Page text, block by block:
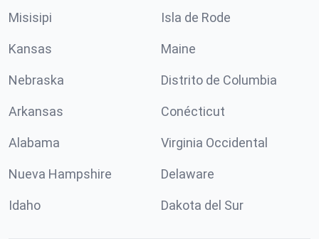
Misisipi Isla de Rode
Kansas Maine
Nebraska Distrito de Columbia
Arkansas Conécticut
Alabama Virginia Occidental
Nueva Hampshire Delaware
Idaho Dakota del Sur